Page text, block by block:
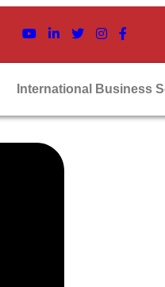
International Business